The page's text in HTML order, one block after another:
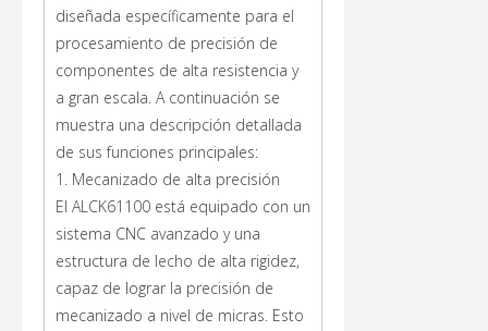
diseñada específicamente para el
procesamiento de precisión de
componentes de alta resistencia y
a gran escala. A continuación se
muestra una descripción detallada
de sus funciones principales:
1. Mecanizado de alta precisión
El ALCK61100 está equipado con un
sistema CNC avanzado y una
estructura de lecho de alta rigidez,
capaz de lograr la precisión de
mecanizado a nivel de micras. Esto